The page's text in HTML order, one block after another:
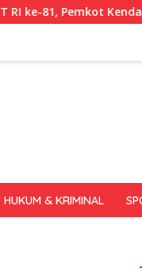
dan BWS
HUKUM & KRIMINAL